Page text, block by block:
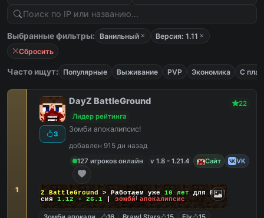
Выбранные фильтры: Ванильный
Версия: 1.11
Сбросить
Часто ищут: Популярные Выживание PVP Экономика С
1
3
DayZ BattleGround
22
Лидер рейтинга
Зомби апокалипсис!
добавлен 915 дн назад
127 игроков онлайн
v 1.8 - 1.21.4 Сайт VK
DayZ BattleGround > Работаем уже 10 лет для Вас!
Версия 1.12 - 26.1 | зомби апокалипсис